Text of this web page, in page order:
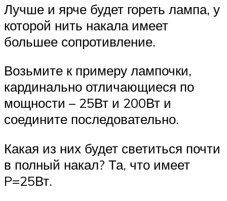
Лучше и ярче будет гореть лампа, у
которой нить накала имеет
большее сопротивление.
Возьмите к примеру лампочки,
кардинально отличающиеся по
мощности – 25Вт и 200Вт и
соедините последовательно.
Какая из них будет светиться почти
в полный накал? Та, что имеет
P=25Вт.